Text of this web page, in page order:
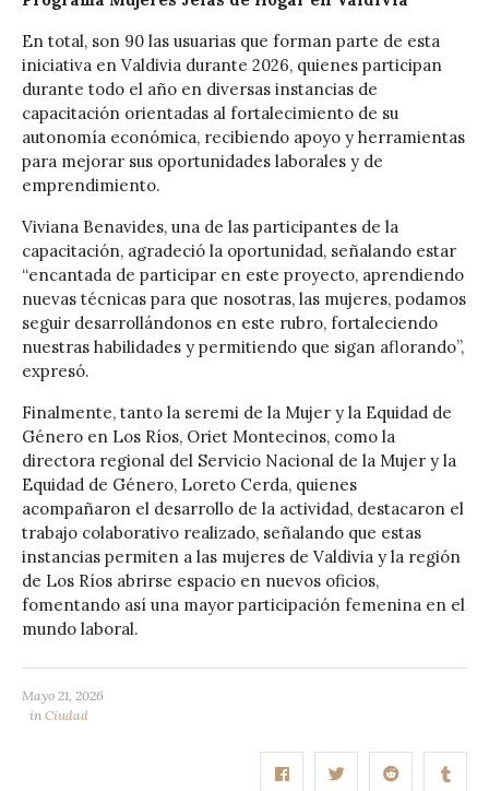
En total, son 90 las usuarias que forman parte de esta
iniciativa en Valdivia durante 2026, quienes participan
durante todo el año en diversas instancias de
capacitación orientadas al fortalecimiento de su
autonomía económica, recibiendo apoyo y herramientas
para mejorar sus oportunidades laborales y de
emprendimiento.
Viviana Benavides, una de las participantes de la
capacitación, agradeció la oportunidad, señalando estar
“encantada de participar en este proyecto, aprendiendo
nuevas técnicas para que nosotras, las mujeres, podamos
seguir desarrollándonos en este rubro, fortaleciendo
nuestras habilidades y permitiendo que sigan aflorando”,
expresó.
Finalmente, tanto la seremi de la Mujer y la Equidad de
Género en Los Ríos, Oriet Montecinos, como la
directora regional del Servicio Nacional de la Mujer y la
Equidad de Género, Loreto Cerda, quienes
acompañaron el desarrollo de la actividad, destacaron el
trabajo colaborativo realizado, señalando que estas
instancias permiten a las mujeres de Valdivia y la región
de Los Ríos abrirse espacio en nuevos oficios,
fomentando así una mayor participación femenina en el
mundo laboral.
Mayo 21, 2026
in Ciudad